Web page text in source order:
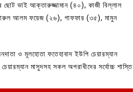
ছোট ভাই আক্তারুজ্জামান (৪০), কাজী বিল্লাল
আলম ফয়েজ (২৬), গাফফার (৩৫), মামুন
ও মূলহোতা ফতেহাবাদ ইউপি চেয়ারম্যান
মাসুদসহ সকল অপরাধীদের সর্বোচ্চ শাস্তি
6, 2026